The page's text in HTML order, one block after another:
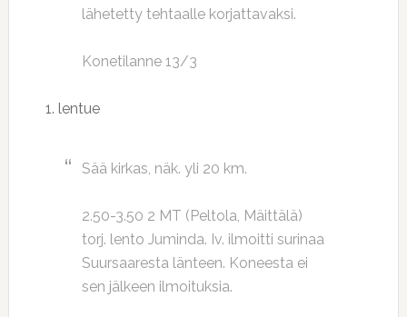
lähetetty tehtaalle korjattavaksi.
Konetilanne 13/3
1. lentue
Sää kirkas, näk. yli 20 km.
2.50-3.50 2 MT (Peltola, Mäittälä)
torj. lento Juminda. Iv. ilmoitti surinaa
Suursaaresta länteen. Koneesta ei
sen jälkeen ilmoituksia.